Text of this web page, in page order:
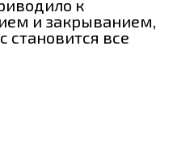
к
и закрыванием,
становится все